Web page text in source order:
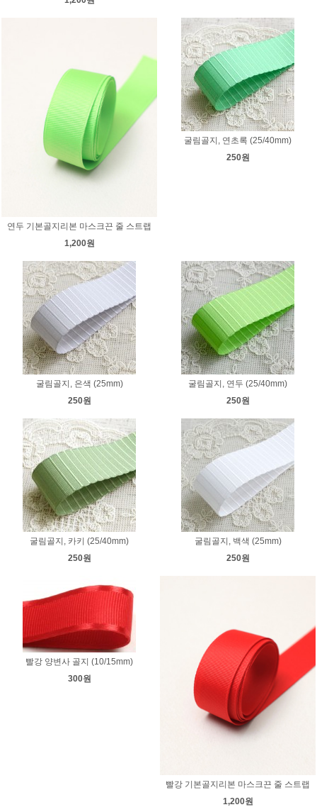
연두 기본골지리본 마스크끈 줄 스트랩
1,200원
굴림골지, 연초록 (25/40mm)
250원
굴림골지, 은색 (25mm)
250원
굴림골지, 연두 (25/40mm)
250원
굴림골지, 카키 (25/40mm)
250원
굴림골지, 백색 (25mm)
250원
빨강 양변사 골지 (10/15mm)
300원
빨강 기본골지리본 마스크끈 줄 스트랩
1,200원